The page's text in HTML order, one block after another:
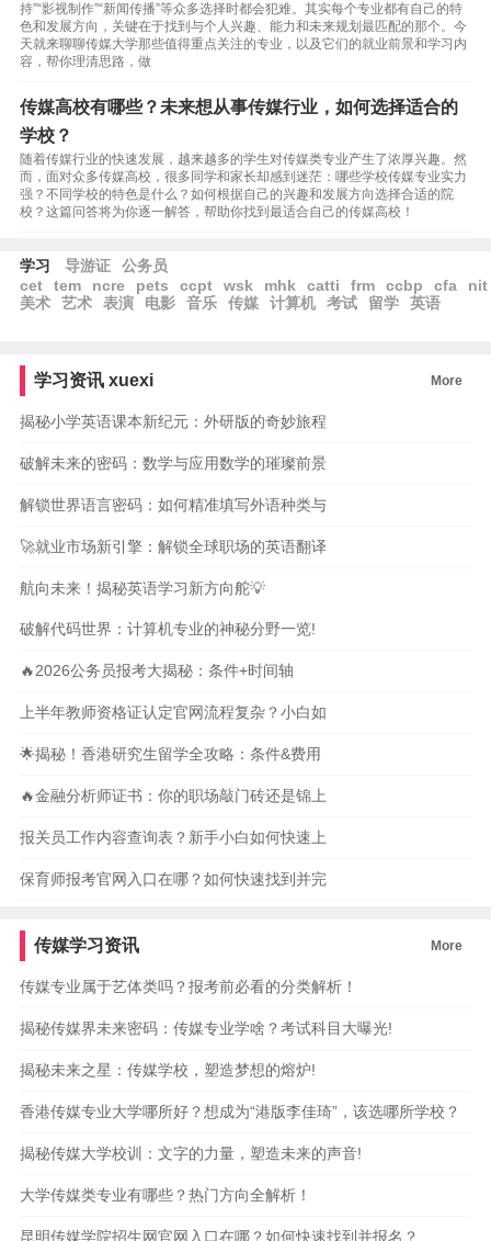
持”“影视制作”“新闻传播”等众多选择时都会犯难。其实每个专业都有自己的特
色和发展方向，关键在于找到与个人兴趣、能力和未来规划最匹配的那个。今
天就来聊聊传媒大学那些值得重点关注的专业，以及它们的就业前景和学习内
容，帮你理清思路，做
传媒高校有哪些？未来想从事传媒行业，如何选择适合的
学校？
随着传媒行业的快速发展，越来越多的学生对传媒类专业产生了浓厚兴趣。然
而，面对众多传媒高校，很多同学和家长却感到迷茫：哪些学校传媒专业实力
强？不同学校的特色是什么？如何根据自己的兴趣和发展方向选择合适的院
校？这篇问答将为你逐一解答，帮助你找到最适合自己的传媒高校！
学习 导游证
公务员
cet
tem ncre pets ccpt wsk mhk catti frm ccbp cfa
nit
美术
艺术 表演 电影 音乐 传媒 计算机 考试 留学 英语
学习资讯 xuexi More
揭秘小学英语课本新纪元：外研版的奇妙旅程
破解未来的密码：数学与应用数学的璀璨前景
解锁世界语言密码：如何精准填写外语种类与
🚀就业市场新引擎：解锁全球职场的英语翻译
航向未来！揭秘英语学习新方向舵💡
破解代码世界：计算机专业的神秘分野一览!
🔥2026公务员报考大揭秘：条件+时间轴
上半年教师资格证认定官网流程复杂？小白如
🌟揭秘！香港研究生留学全攻略：条件&费用
🔥金融分析师证书：你的职场敲门砖还是锦上
报关员工作内容查询表？新手小白如何快速上
保育师报考官网入口在哪？如何快速找到并完
传媒学习资讯 More
传媒专业属于艺体类吗？报考前必看的分类解析！
揭秘传媒界未来密码：传媒专业学啥？考试科目大曝光!
揭秘未来之星：传媒学校，塑造梦想的熔炉!
香港传媒专业大学哪所好？想成为“港版李佳琦”，该选哪所学校？
揭秘传媒大学校训：文字的力量，塑造未来的声音!
大学传媒类专业有哪些？热门方向全解析！
昆明传媒学院招生网官网入口在哪？如何快速找到并报名？